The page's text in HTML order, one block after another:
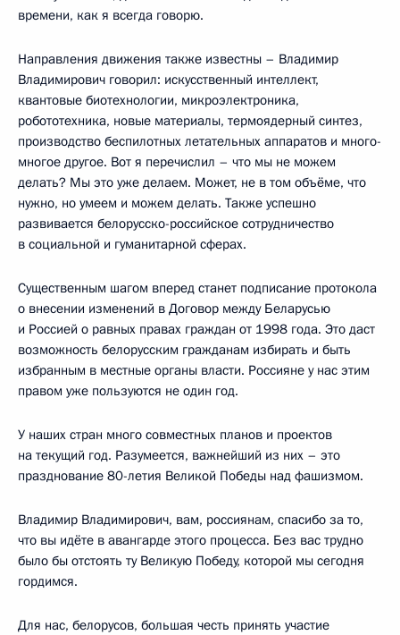
времени, как я всегда говорю.
Направления движения также известны – Владимир
Владимирович говорил: искусственный интеллект,
квантовые биотехнологии, микроэлектроника,
робототехника, новые материалы, термоядерный синтез,
производство беспилотных летательных аппаратов и много-
многое другое. Вот я перечислил – что мы не можем
делать? Мы это уже делаем. Может, не в том объёме, что
нужно, но умеем и можем делать. Также успешно
развивается белорусско-российское сотрудничество
в социальной и гуманитарной сферах.
Существенным шагом вперед станет подписание протокола
о внесении изменений в Договор между Беларусью
и Россией о равных правах граждан от 1998 года. Это даст
возможность белорусским гражданам избирать и быть
избранным в местные органы власти. Россияне у нас этим
правом уже пользуются не один год.
У наших стран много совместных планов и проектов
на текущий год. Разумеется, важнейший из них – это
празднование 80-летия Великой Победы над фашизмом.
Владимир Владимирович, вам, россиянам, спасибо за то,
что вы идёте в авангарде этого процесса. Без вас трудно
было бы отстоять ту Великую Победу, которой мы сегодня
гордимся.
Для нас, белорусов, большая честь принять участие